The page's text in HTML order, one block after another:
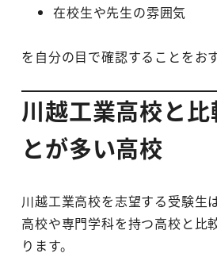
在校生や先生の雰囲気
を自分の目で確認することをお
川越工業高校と
とが多い高校
川越工業高校を志望する受験生
高校や専門学科を持つ高校と比
ります。